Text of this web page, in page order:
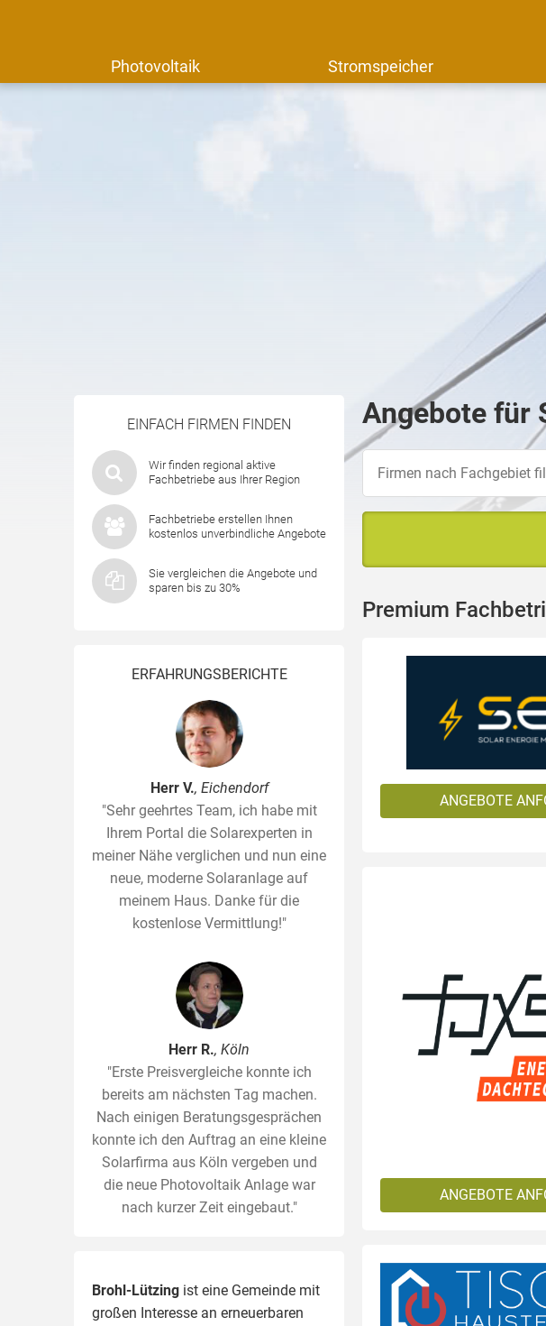
Photovoltaik Stromspeicher
EINFACH FIRMEN FINDEN
Wir finden regional aktive
Fachbetriebe aus Ihrer Region
Fachbetriebe erstellen Ihnen
kostenlos unverbindliche Angebote
Sie vergleichen die Angebote und
sparen bis zu 30%
ERFAHRUNGSBERICHTE
Herr V., Eichendorf
"Sehr geehrtes Team, ich habe mit
Ihrem Portal die Solarexperten in
meiner Nähe verglichen und nun eine
neue, moderne Solaranlage auf
meinem Haus. Danke für die
kostenlose Vermittlung!"
Herr R., Köln
"Erste Preisvergleiche konnte ich
bereits am nächsten Tag machen.
Nach einigen Beratungsgesprächen
konnte ich den Auftrag an eine kleine
Solarfirma aus Köln vergeben und
die neue Photovoltaik Anlage war
nach kurzer Zeit eingebaut."
Brohl-Lützing ist eine Gemeinde mit
großen Interesse an erneuerbaren
Angebote für
Premium
ANGEBOTE
ANGEBOTE